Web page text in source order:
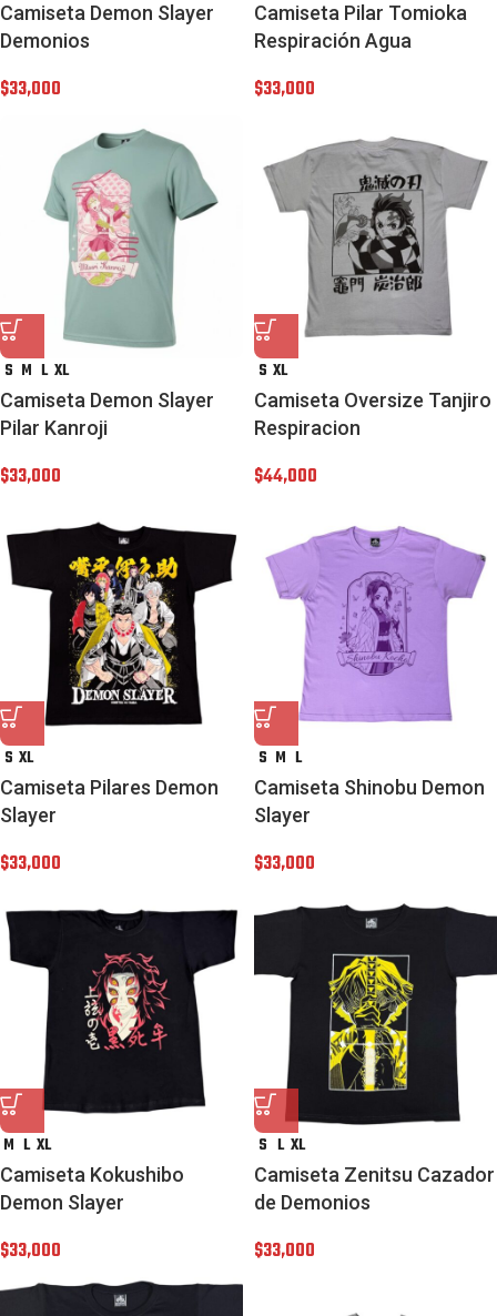
Camiseta Demon Slayer
Demonios
$33,000
Camiseta Pilar Tomioka
Respiración Agua
$33,000
S M L XL
Camiseta Demon Slayer
Pilar Kanroji
$33,000
S XL
Camiseta Oversize Tanjiro
Respiracion
$44,000
S XL
Camiseta Pilares Demon
Slayer
$33,000
S M L
Camiseta Shinobu Demon
Slayer
$33,000
M L XL
Camiseta Kokushibo
Demon Slayer
$33,000
S L XL
Camiseta Zenitsu Cazador
de Demonios
$33,000